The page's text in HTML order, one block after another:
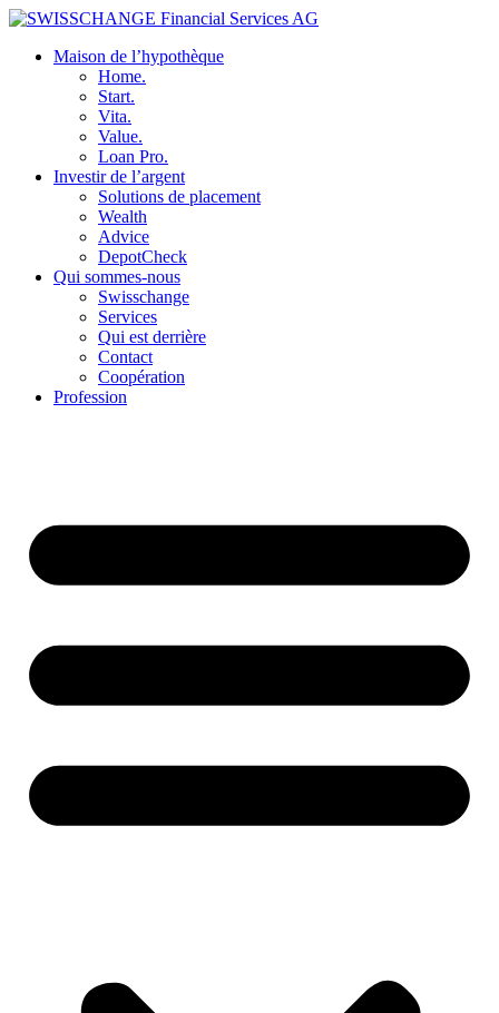
Maison de l’hypothèque
Home.
Start.
Vita.
Value.
Loan Pro.
Investir de l’argent
Solutions de placement
Wealth
Advice
DepotCheck
Qui sommes-nous
Swisschange
Services
Qui est derrière
Contact
Coopération
Profession